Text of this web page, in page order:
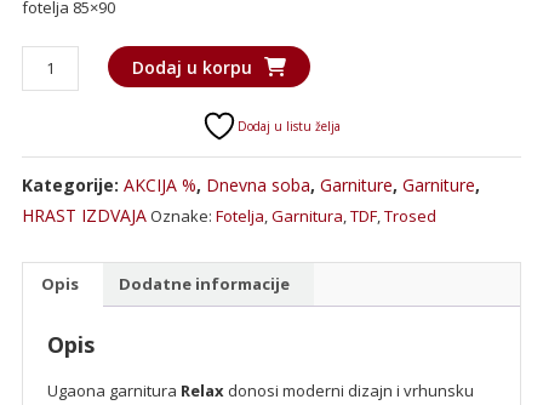
fotelja 85×90
Garnitura
Relax
Dodaj u korpu
Dodaj u listu želja
Kategorije: AKCIJA %, Dnevna soba, Garniture, Garniture,
HRAST IZDVAJAOznake: Fotelja,Garnitura,TDF,Trosed
Opis Dodatne informacije
Opis
Ugaona garnitura Relaxdonosi moderni dizajn i vrhunsku